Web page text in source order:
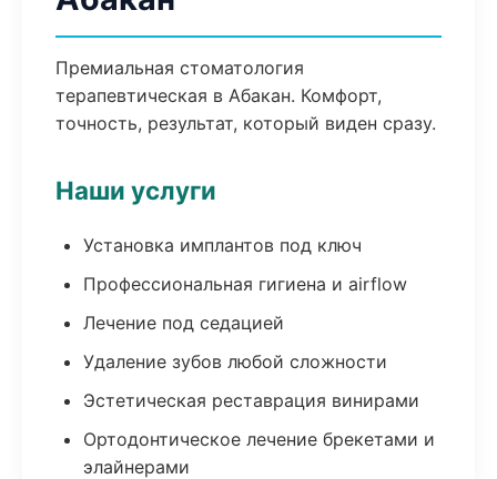
Премиальная стоматология
терапевтическая в Абакан. Комфорт,
точность, результат, который виден сразу.
Наши услуги
Установка имплантов под ключ
Профессиональная гигиена и airflow
Лечение под седацией
Удаление зубов любой сложности
Эстетическая реставрация винирами
Ортодонтическое лечение брекетами и
элайнерами